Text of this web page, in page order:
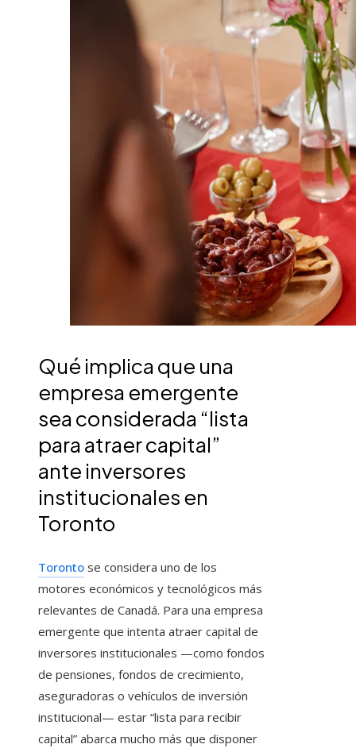
Qué implica que una
empresa emergente
sea considerada “lista
para atraer capital”
ante inversores
institucionales en
Toronto
Toronto se considera uno de los
motores económicos y tecnológicos más
relevantes de Canadá. Para una empresa
emergente que intenta atraer capital de
inversores institucionales —como fondos
de pensiones, fondos de crecimiento,
aseguradoras o vehículos de inversión
institucional— estar “lista para recibir
capital” abarca mucho más que disponer